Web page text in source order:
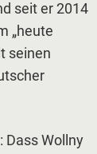
seit er 2014
„heute
seinen
Dass Wollny